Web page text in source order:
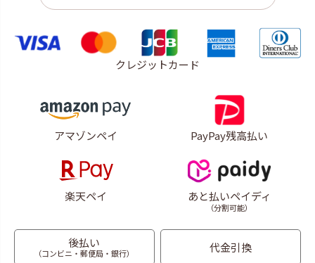
クレジットカード
アマゾンペイ PayPay残高払い
楽天ペイ あと払いペイディ
（分割可能）
後払い
（コンビニ・郵便局・銀行） 代金引換